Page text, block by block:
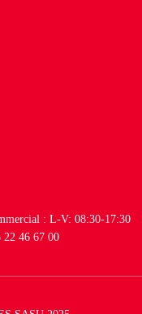
: L-V: 08:30-17:30
22 46 67 00